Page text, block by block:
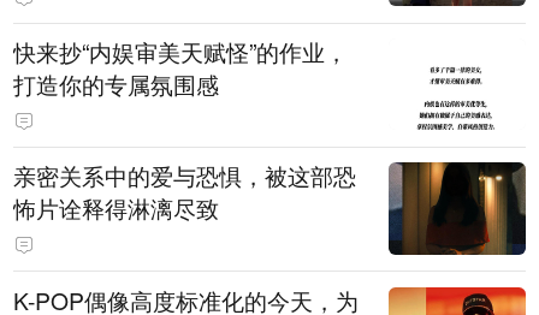
快来抄“内娱审美天赋怪”的作业，
打造你的专属氛围感
亲密关系中的爱与恐惧，被这部恐
怖片诠释得淋漓尽致
K-POP偶像高度标准化的今天，为